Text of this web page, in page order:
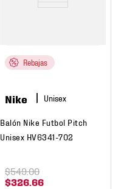
Rebajas
Nike
Balón Nike Futbol Pitch
Unisex HV6341-702
$326.66
$549.00